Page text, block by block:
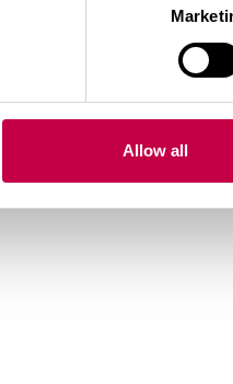
Allow all